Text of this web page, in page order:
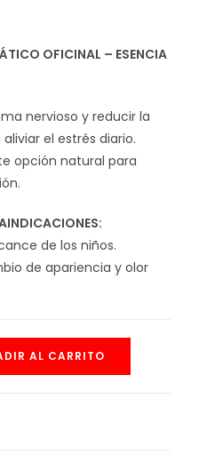
OFICINAL – ESENCIA
nervioso y reducir la
el estrés diario.
opción natural para
de los niños.
de apariencia y olor
AL CARRITO